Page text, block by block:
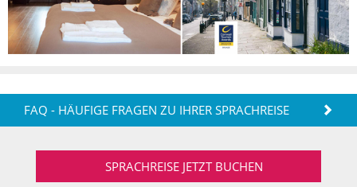
FAQ - HÄUFIGE FRAGEN ZU IHRER SPRACHREISE
SPRACHREISE JETZT BUCHEN